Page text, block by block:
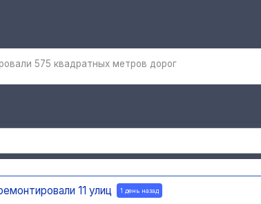
575 квадратных метров дорог
В Ульяновске установили ещё девять